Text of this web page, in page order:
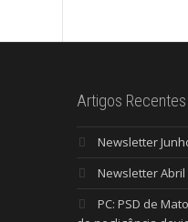
Artigos Recentes
Newsletter
Newsletter Abril
PC: PSD de